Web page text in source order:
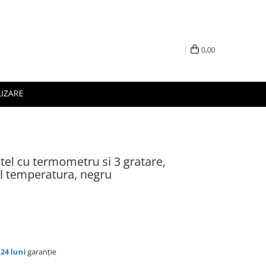
0,00
cu termometru si 3 gratare,
temperatura, negru
24 luni garanție